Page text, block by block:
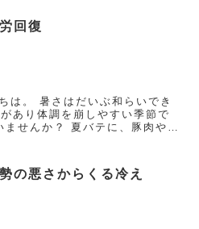
回復
は。 暑さはだいぶ和らいでき
あり体調を崩しやすい季節で
せんか？ 夏バテに、豚肉やう
の悪さからくる冷え